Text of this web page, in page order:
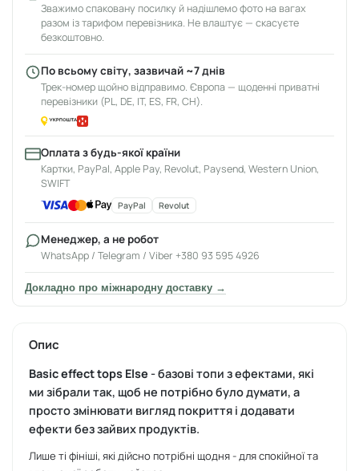
Зважимо спаковану посилку й надішлемо фото на вагах
разом із тарифом перевізника. Не влаштує — скасуєте
безкоштовно.
По всьому світу, зазвичай ~7 днів
Трек-номер щойно відправимо. Європа — щоденні приватні
перевізники (PL, DE, IT, ES, FR, CH).
Оплата з будь-якої країни
Картки, PayPal, Apple Pay, Revolut, Paysend, Western Union,
SWIFT
PayPal Revolut
Менеджер, а не робот
WhatsApp / Telegram / Viber +380 93 595 4926
Докладно про міжнародну доставку →
Опис
Basic effect tops Else - базові топи з ефектами, які
ми зібрали так, щоб не потрібно було думати, а
просто змінювати вигляд покриття і додавати
ефекти без зайвих продуктів.
Лише ті фініші, які дійсно потрібні щодня - для спокійної та